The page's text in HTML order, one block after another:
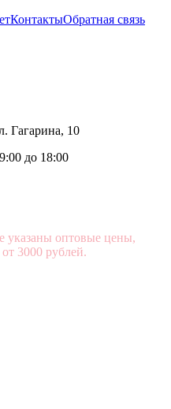
КонтактыОбратная связь
Гагарина, 10
до 18:00
указаны оптовые цены,
3000 рублей.